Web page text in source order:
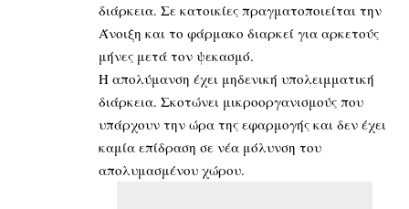
διάρκεια. Σε κατοικίες πραγματοποιείται την
Άνοιξη και το φάρμακο διαρκεί για αρκετούς
μήνες μετά τον ψεκασμό.
Η απολύμανση έχει μηδενική υπολειμματική
διάρκεια. Σκοτώνει μικροοργανισμούς που
υπάρχουν την ώρα της εφαρμογής και δεν έχει
καμία επίδραση σε νέα μόλυνση του
απολυμασμένου χώρου.